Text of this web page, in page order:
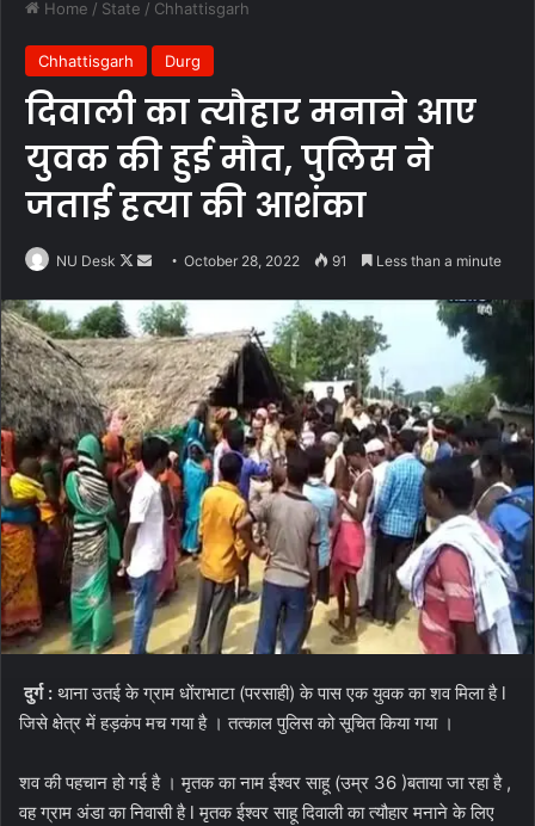
Home / State / Chhattisgarh
Chhattisgarh Durg
दिवाली का त्यौहार मनाने आए
युवक की हुई मौत, पुलिस ने
जताई हत्या की आशंका
NU Desk
Follow
X
Send
email
October 28, 2022 91 Less than a minute
दुर्ग : थाना उतई के ग्राम धोंराभाटा (परसाही) के पास एक युवक का शव मिला है l
जिसे क्षेत्र में हड़कंप मच गया है । तत्काल पुलिस को सूचित किया गया ।
शव की पहचान हो गई है । मृतक का नाम ईश्वर साहू (उम्र 36 )बताया जा रहा है ,
वह ग्राम अंडा का निवासी है l मृतक ईश्वर साहू दिवाली का त्यौहार मनाने के लिए